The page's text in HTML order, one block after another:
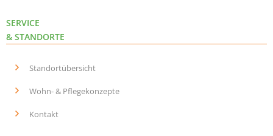
SERVICE
& STANDORTE
Standortübersicht
Wohn- & Pflegekonzepte
Kontakt